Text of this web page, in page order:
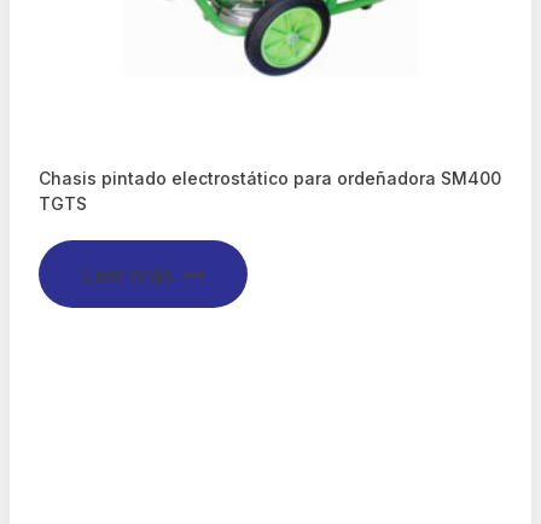
Chasis pintado electrostático para ordeñadora SM400
TGTS
Leer más